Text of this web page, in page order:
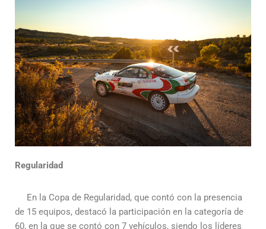
Regularidad
En la Copa de Regularidad, que contó con la presencia
de 15 equipos, destacó la participación en la categoría de
60, en la que se contó con 7 vehículos, siendo los líderes